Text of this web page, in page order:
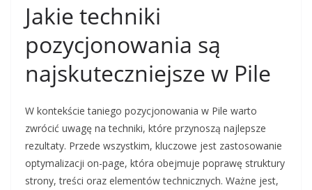
Jakie techniki
pozycjonowania są
najskuteczniejsze w Pile
W kontekście taniego pozycjonowania w Pile warto
zwrócić uwagę na techniki, które przynoszą najlepsze
rezultaty. Przede wszystkim, kluczowe jest zastosowanie
optymalizacji on-page, która obejmuje poprawę struktury
strony, treści oraz elementów technicznych. Ważne jest,